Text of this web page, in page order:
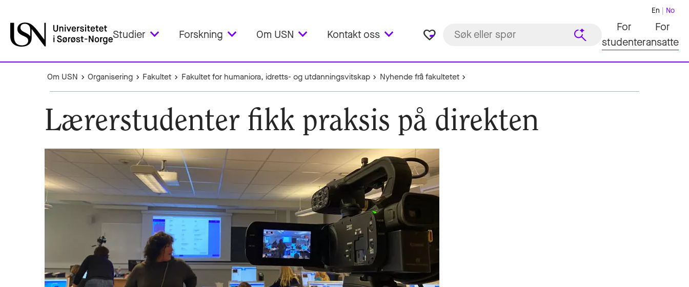
Studier Forskning Om USN Kontakt oss favorite_border
En No
For
studenter
For
ansatte
Om USN Organisering Fakultet Fakultet for humaniora, idretts- og utdanningsvitskap Nyhende frå fakultetet
Lærerstudenter fikk praksis på direkten